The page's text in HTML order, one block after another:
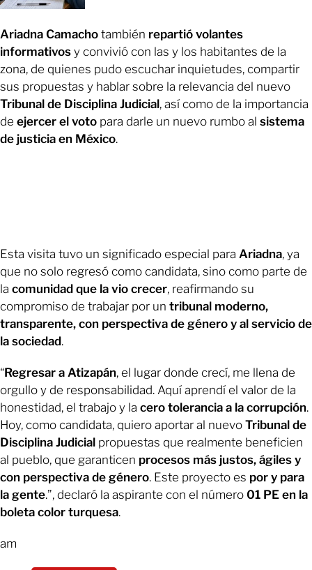
Ariadna Camacho también repartió volantes
informativos y convivió con las y los habitantes de la
zona, de quienes pudo escuchar inquietudes, compartir
sus propuestas y hablar sobre la relevancia del nuevo
Tribunal de Disciplina Judicial, así como de la importancia
de ejercer el voto para darle un nuevo rumbo al sistema
de justicia en México.
Esta visita tuvo un significado especial para Ariadna, ya
que no solo regresó como candidata, sino como parte de
la comunidad que la vio crecer, reafirmando su
compromiso de trabajar por un tribunal moderno,
transparente, con perspectiva de género y al servicio de
la sociedad.
“Regresar a Atizapán, el lugar donde crecí, me llena de
orgullo y de responsabilidad. Aquí aprendí el valor de la
honestidad, el trabajo y la cero tolerancia a la corrupción.
Hoy, como candidata, quiero aportar al nuevo Tribunal de
Disciplina Judicial propuestas que realmente beneficien
al pueblo, que garanticen procesos más justos, ágiles y
con perspectiva de género. Este proyecto es por y para
la gente.”, declaró la aspirante con el número 01 PE en la
boleta color turquesa.
am